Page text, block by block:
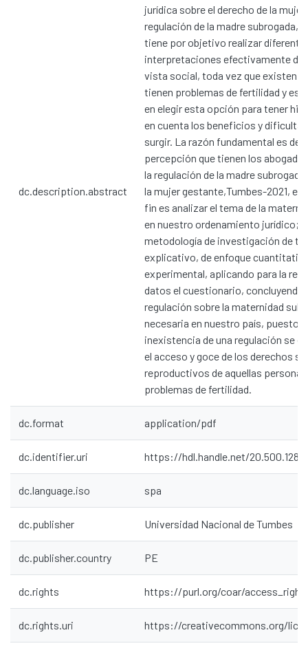
dc.description.abstract
jurídica sobre el derecho de la
regulación de la madre subrogada,
tiene por objetivo realizar
interpretaciones efectivamente
vista social, toda vez que existen
tienen problemas de fertilidad y
en elegir esta opción para tener
en cuenta los beneficios y
surgir. La razón fundamental es
percepción que tienen los
la regulación de la madre subrogada
la mujer gestante,Tumbes-2021,
fin es analizar el tema de la
en nuestro ordenamiento jurídico;
metodología de investigación de
explicativo, de enfoque
experimental, aplicando para la
datos el cuestionario, concluyendo
regulación sobre la maternidad
necesaria en nuestro país, puesto
inexistencia de una regulación se
el acceso y goce de los derechos
reproductivos de aquellas
problemas de fertilidad.
dc.format application/pdf
dc.identifier.uri https://hdl.handle.net/
dc.language.iso spa
dc.publisher Universidad Nacional de Tumbes
dc.publisher.country PE
dc.rights https://purl.org/coar/
dc.rights.uri https://creativecommons.org/